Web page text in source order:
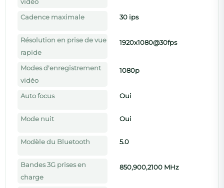
vidéo
Cadence maximale 30 ips
Résolution en prise de vue
rapide
1920x1080@30fps
Modes d'enregistrement
vidéo
1080p
Auto focus Oui
Mode nuit Oui
Modèle du Bluetooth 5.0
Bandes 3G prises en
charge
850,900,2100 MHz